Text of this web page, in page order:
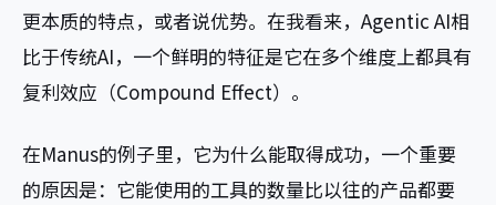
更本质的特点，或者说优势。在我看来，Agentic AI相
比于传统AI，一个鲜明的特征是它在多个维度上都具有
复利效应（Compound Effect）。
在Manus的例子里，它为什么能取得成功，一个重要
的原因是：它能使用的工具的数量比以往的产品都要